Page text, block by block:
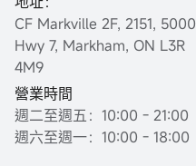
CF Markville 2F, 2151, 5000
Hwy 7, Markham, ON L3R
4M9
營業時間
週二至週五：10:00 - 21:00
週六至週一：10:00 - 18:00